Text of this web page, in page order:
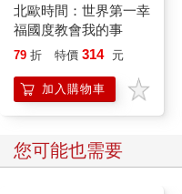
北歐時間：世界第一幸
福國度教會我的事
79 折 特價 314 元
加入購物車
您可能也需要